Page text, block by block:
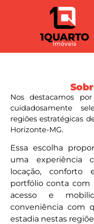
Nos destacamos
cuidadosamente
regiões estratégicas
Horizonte-MG.
Essa escolha
uma experiência
locação, conforto
portfólio conta com
acesso e
conveniência com
estadia nestas